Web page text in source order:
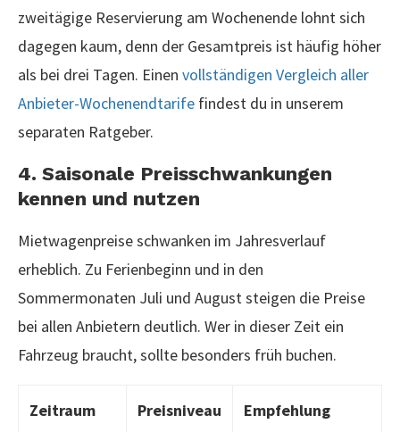
zweitägige Reservierung am Wochenende lohnt sich
dagegen kaum, denn der Gesamtpreis ist häufig höher
als bei drei Tagen. Einen vollständigen Vergleich aller
Anbieter-Wochenendtarife findest du in unserem
separaten Ratgeber.
4. Saisonale Preisschwankungen
kennen und nutzen
Mietwagenpreise schwanken im Jahresverlauf
erheblich. Zu Ferienbeginn und in den
Sommermonaten Juli und August steigen die Preise
bei allen Anbietern deutlich. Wer in dieser Zeit ein
Fahrzeug braucht, sollte besonders früh buchen.
Zeitraum Preisniveau Empfehlung